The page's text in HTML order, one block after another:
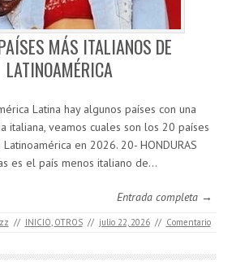
MÁS ITALIANOS DE
LATINOAMÉRICA
Latina hay algunos países con una
italiana, veamos cuales son los 20 países
en 2026. 20- HONDURAS
es el país menos italiano de…
Entrada completa →
// INICIO, OTROS // julio 22, 2026 // Comentario